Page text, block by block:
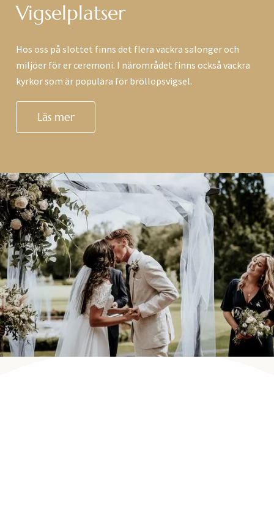
Vigselplatser
Hos oss på slottet finns det flera vackra salonger och
miljöer för er ceremoni. I närområdet finns också vackra
kyrkor som är populära för bröllopsvigsel.
Läs mer